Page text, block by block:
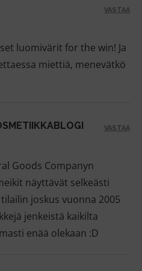
luomivärit for the win! Ja
miettiä, menevätkö
VASTAA
Goods Companyn
näyttävät selkeästi
joskus vuonna 2005
jenkeistä kaikilta
enää olekaan :D
VASTAA